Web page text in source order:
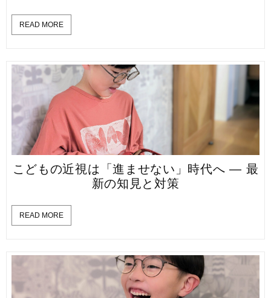
READ MORE
こどもの近視は「進ませない」時代へ — 最
新の知見と対策
READ MORE